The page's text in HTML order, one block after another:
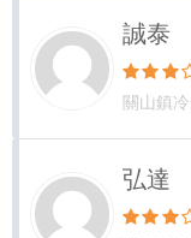
誠泰
關山鎮
弘達